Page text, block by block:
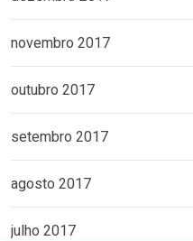
novembro 2017
outubro 2017
setembro 2017
agosto 2017
julho 2017